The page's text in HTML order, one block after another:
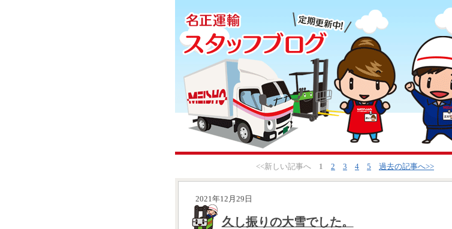
<<新しい記事へ 1 2 3 4 5 過去の記事へ>>
2021年12月29日
久し振りの大雪でした。